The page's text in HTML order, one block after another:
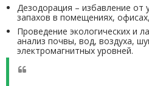
Дезодорация – избавление от
запахов в помещениях,
Проведение экологических и
анализ почвы, вод, воздуха,
электромагнитных уровней.